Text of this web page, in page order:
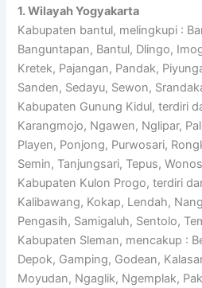
1. Wilayah Yogyakarta
Kabupaten bantul, melingkupi :
Banguntapan, Bantul, Dlingo,
Kretek, Pajangan, Pandak,
Sanden, Sedayu, Sewon,
Kabupaten Gunung Kidul, terdiri
Karangmojo, Ngawen, Nglipar,
Playen, Ponjong, Purwosari,
Semin, Tanjungsari, Tepus,
Kabupaten Kulon Progo, terdiri
Kalibawang, Kokap, Lendah,
Pengasih, Samigaluh, Sentolo,
Kabupaten Sleman, mencakup :
Depok, Gamping, Godean,
Moyudan, Ngaglik, Ngemplak,